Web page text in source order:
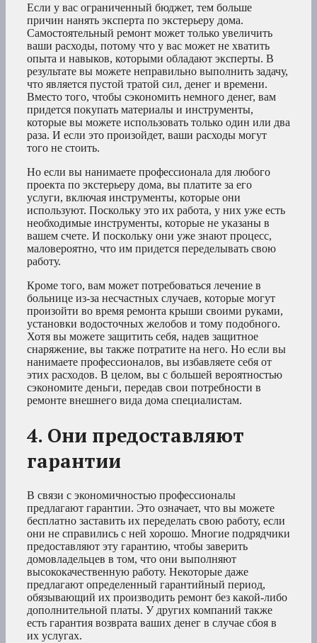
Если у вас ограниченный бюджет, тем больше
причин нанять эксперта по экстерьеру дома.
Самостоятельный ремонт может только увеличить
ваши расходы, потому что у вас может не хватить
опыта и навыков, которыми обладают эксперты. В
результате вы можете неправильно выполнить задачу,
что является пустой тратой сил, денег и времени.
Вместо того, чтобы сэкономить немного денег, вам
придется покупать материалы и инструменты,
которые вы можете использовать только один или два
раза. И если это произойдет, ваши расходы могут
того не стоить.
Но если вы нанимаете профессионала для любого
проекта по экстерьеру дома, вы платите за его
услуги, включая инструменты, которые они
используют. Поскольку это их работа, у них уже есть
необходимые инструменты, которые не указаны в
вашем счете. И поскольку они уже знают процесс,
маловероятно, что им придется переделывать свою
работу.
Кроме того, вам может потребоваться лечение в
больнице из-за несчастных случаев, которые могут
произойти во время ремонта крыши своими руками,
установки водосточных желобов и тому подобного.
Хотя вы можете защитить себя, надев защитное
снаряжение, вы также потратите на него. Но если вы
нанимаете профессионалов, вы избавляете себя от
этих расходов. В целом, вы с большей вероятностью
сэкономите деньги, передав свои потребности в
ремонте внешнего вида дома специалистам.
4. Они предоставляют
гарантии
В связи с экономичностью профессионалы
предлагают гарантии. Это означает, что вы можете
бесплатно заставить их переделать свою работу, если
они не справились с ней хорошо. Многие подрядчики
предоставляют эту гарантию, чтобы заверить
домовладельцев в том, что они выполняют
высококачественную работу. Некоторые даже
предлагают определенный гарантийный период,
обязывающий их производить ремонт без какой-либо
дополнительной платы. У других компаний также
есть гарантия возврата ваших денег в случае сбоя в
их услугах.